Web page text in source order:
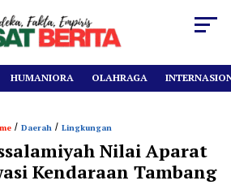
HUMANIORA OLAHRAGA
/ Daerah / Lingkungan
Nilai Aparat
Kendaraan Tambang